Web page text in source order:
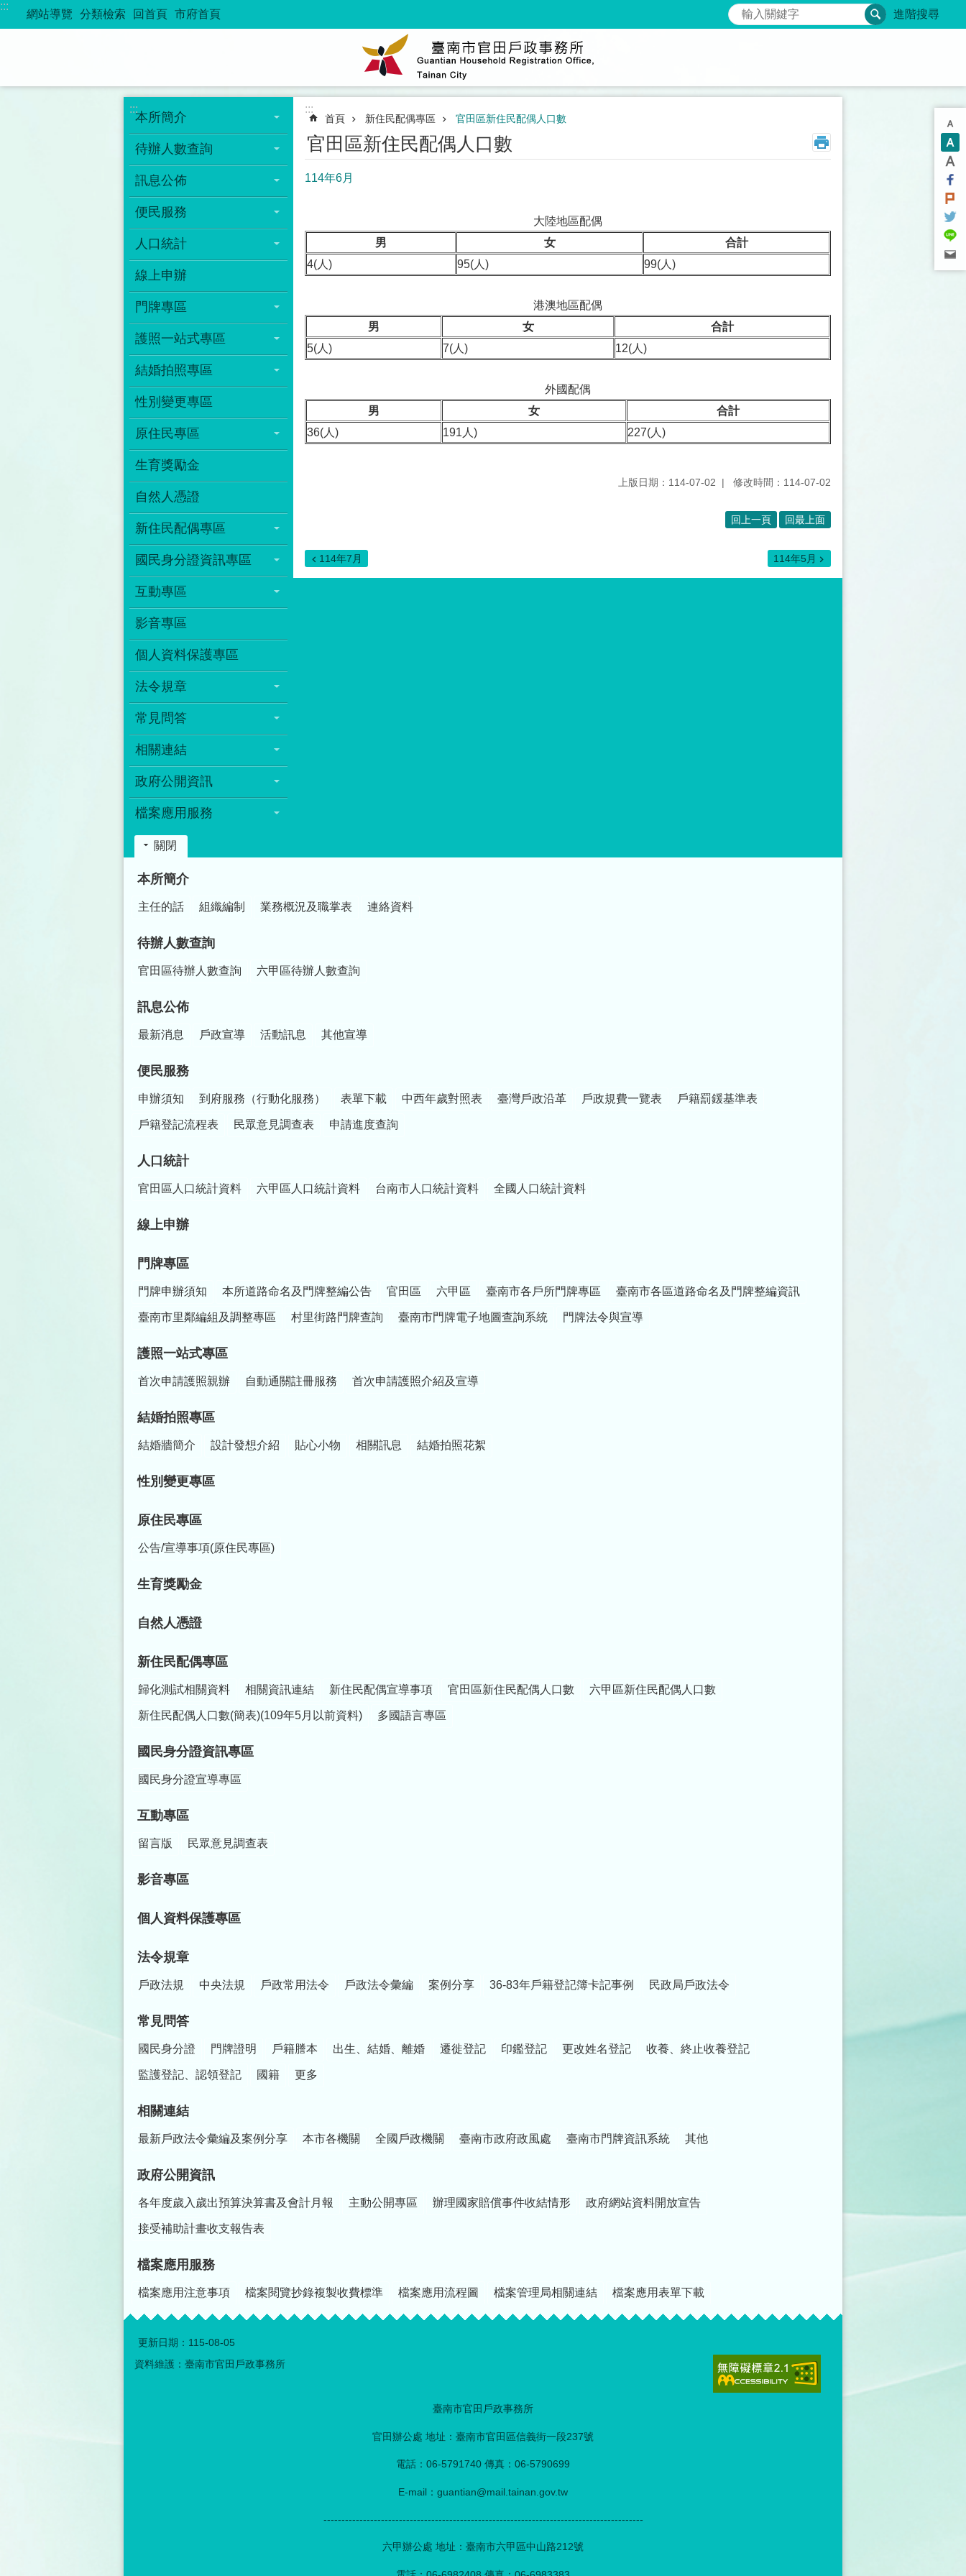
跳到主要內容區塊
:::
網站導覽 分類檢索 回首頁 市府首頁 搜尋 進階搜尋
:::
本所簡介
待辦人數查詢
訊息公佈
便民服務
人口統計
線上申辦
門牌專區
護照一站式專區
結婚拍照專區
性別變更專區
原住民專區
生育獎勵金
自然人憑證
新住民配偶專區
國民身分證資訊專區
互動專區
影音專區
個人資料保護專區
法令規章
常見問答
相關連結
政府公開資訊
檔案應用服務
:::
首頁 新住民配偶專區 官田區新住民配偶人口數
官田區新住民配偶人口數
114年6月
大陸地區配偶
男
女
合計
4(人)
95(人) 99(人)
港澳地區配偶
男
女
合計
5(人)
7(人) 12(人)
外國配偶
男
女
合計
36(人)
191人) 227(人)
上版日期：114-07-02 修改時間：114-07-02
回上一頁 回最上面
114年7月 114年5月
關閉
本所簡介
主任的話 組織編制 業務概況及職掌表 連絡資料
待辦人數查詢
官田區待辦人數查詢 六甲區待辦人數查詢
訊息公佈
最新消息 戶政宣導 活動訊息 其他宣導
便民服務
申辦須知 到府服務（行動化服務） 表單下載 中西年歲對照表 臺灣戶政沿革 戶政規費一覽表 戶籍罰鍰基準表
戶籍登記流程表 民眾意見調查表 申請進度查詢
人口統計
官田區人口統計資料 六甲區人口統計資料 台南市人口統計資料 全國人口統計資料
線上申辦
門牌專區
門牌申辦須知 本所道路命名及門牌整編公告 官田區 六甲區 臺南市各戶所門牌專區 臺南市各區道路命名及門牌整編資訊
臺南市里鄰編組及調整專區 村里街路門牌查詢 臺南市門牌電子地圖查詢系統 門牌法令與宣導
護照一站式專區
首次申請護照親辦 自動通關註冊服務 首次申請護照介紹及宣導
結婚拍照專區
結婚牆簡介 設計發想介紹 貼心小物 相關訊息 結婚拍照花絮
性別變更專區
原住民專區
公告/宣導事項(原住民專區)
生育獎勵金
自然人憑證
新住民配偶專區
歸化測試相關資料 相關資訊連結 新住民配偶宣導事項 官田區新住民配偶人口數 六甲區新住民配偶人口數
新住民配偶人口數(簡表)(109年5月以前資料) 多國語言專區
國民身分證資訊專區
國民身分證宣導專區
互動專區
留言版 民眾意見調查表
影音專區
個人資料保護專區
法令規章
戶政法規 中央法規 戶政常用法令 戶政法令彙編 案例分享 36-83年戶籍登記簿卡記事例 民政局戶政法令
常見問答
國民身分證 門牌證明 戶籍謄本 出生、結婚、離婚 遷徙登記 印鑑登記 更改姓名登記 收養、終止收養登記
監護登記、認領登記 國籍 更多
相關連結
最新戶政法令彙編及案例分享 本市各機關 全國戶政機關 臺南市政府政風處 臺南市門牌資訊系統 其他
政府公開資訊
各年度歲入歲出預算決算書及會計月報 主動公開專區 辦理國家賠償事件收結情形 政府網站資料開放宣告
接受補助計畫收支報告表
檔案應用服務
檔案應用注意事項 檔案閱覽抄錄複製收費標準 檔案應用流程圖 檔案管理局相關連結 檔案應用表單下載
更新日期： 115-08-05
資料維護：臺南市官田戶政事務所
臺南市官田戶政事務所
官田辦公處 地址：臺南市官田區信義街一段237號
電話：06-5791740 傳真：06-5790699
E-mail：guantian@mail.tainan.gov.tw
-----------------------------------------------------------------------------------------
六甲辦公處 地址：臺南市六甲區中山路212號